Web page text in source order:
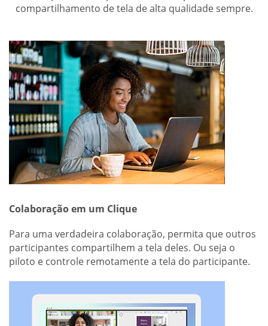
compartilhamento de tela de alta qualidade sempre.
Colaboração em um Clique
Para uma verdadeira colaboração, permita que outros
participantes compartilhem a tela deles. Ou seja o
piloto e controle remotamente a tela do participante.